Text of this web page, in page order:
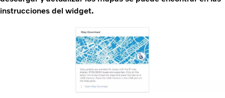
instrucciones del widget.